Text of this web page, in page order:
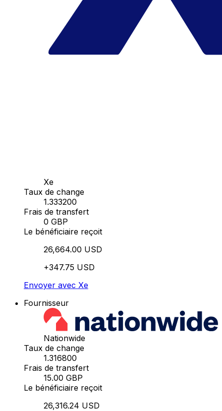
Xe
Taux de change
1.333200
Frais de transfert
0 GBP
Le bénéficiaire reçoit
26,664.00 USD
+347.75 USD
Envoyer avec Xe
Fournisseur
Nationwide
Taux de change
1.316800
Frais de transfert
15.00 GBP
Le bénéficiaire reçoit
26,316.24 USD